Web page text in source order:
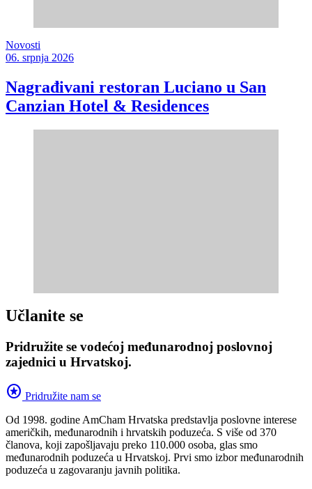
Novosti
06. srpnja 2026
Nagrađivani restoran Luciano u San
Canzian Hotel & Residences
Učlanite se
Pridružite se vodećoj međunarodnoj poslovnoj
zajednici u Hrvatskoj.
stars Pridružite nam se
Od 1998. godine AmCham Hrvatska predstavlja poslovne interese
američkih, međunarodnih i hrvatskih poduzeća. S više od 370
članova, koji zapošljavaju preko 110.000 osoba, glas smo
međunarodnih poduzeća u Hrvatskoj. Prvi smo izbor međunarodnih
poduzeća u zagovaranju javnih politika.